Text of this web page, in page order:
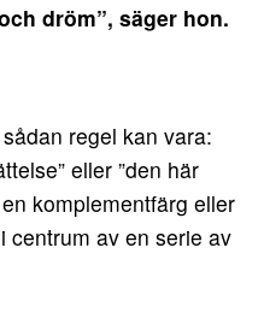
dröm”, säger hon.
regel kan vara:
eller ”den här
komplementfärg eller
centrum av en serie av